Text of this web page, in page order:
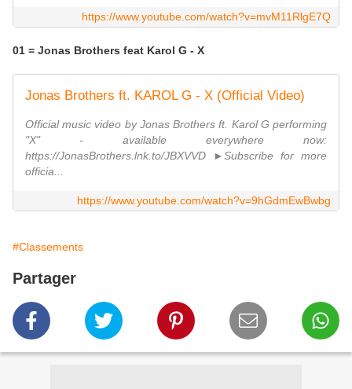
https://www.youtube.com/watch?v=mvM11RlgE7Q
01 = Jonas Brothers feat Karol G - X
Jonas Brothers ft. KAROL G - X (Official Video)
Official music video by Jonas Brothers ft. Karol G performing
"X" - available everywhere now:
https://JonasBrothers.lnk.to/JBXVVD ►Subscribe for more
officia...
https://www.youtube.com/watch?v=9hGdmEwBwbg
#Classements
Partager